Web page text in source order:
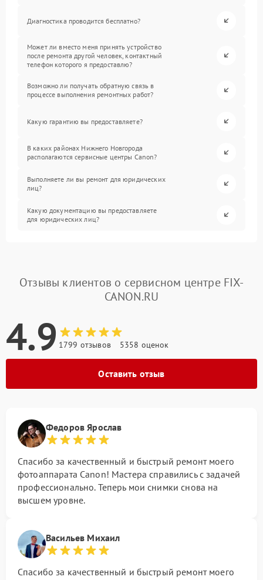
Диагностика проводится бесплатно?
Может ли вместо меня принять устройство
после ремонта другой человек, контактный
телефон которого я предоставлю?
Возможно ли получать обратную связь в
процессе выполнения ремонтных работ?
Какую гарантию вы предоставляете?
В каких районах Нижнего Новгорода
располагаются сервисные центры Canon?
Выполняете ли вы ремонт для юридических
лиц?
Какую документацию вы предоставляете
для юридических лиц?
Отзывы клиентов о сервисном центре FIX-
CANON.RU
4.9 1799 отзывов 5358 оценок
Оставить отзыв
Федоров Ярослав
Спасибо за качественный и быстрый ремонт моего
фотоаппарата Canon! Мастера справились с задачей
профессионально. Теперь мои снимки снова на
высшем уровне.
Васильев Михаил
Спасибо за качественный и быстрый ремонт моего